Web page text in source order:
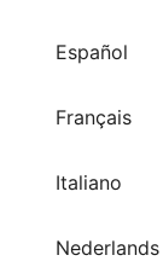
Español
Français
Italiano
Nederlands